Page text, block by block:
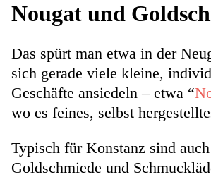
Nougat und
Das spürt man etwa in der
sich gerade viele kleine,
Geschäfte ansiedeln – etwa “
wo es feines, selbst
Typisch für Konstanz sind
Goldschmiede und